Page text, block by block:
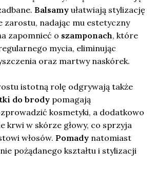
Balsamy ułatwiają stylizację
zarostu, nadając mu estetyczny
zapomnieć o szamponach, które
mycia, eliminując
oraz martwy naskórek.
istotną rolę odgrywają także
do brody pomagają
kosmetyki, a dodatkowo
krwi w skórze głowy, co sprzyja
włosów. Pomady natomiast
pożądanego kształtu i stylizacji